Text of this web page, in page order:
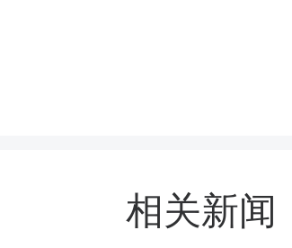
，水岸林城小区
相关新闻